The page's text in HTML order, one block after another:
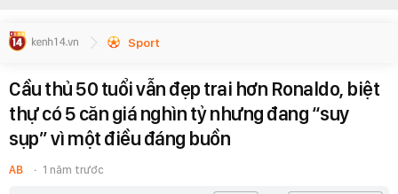
Sport
Cầu thủ 50 tuổi vẫn đẹp trai hơn Ronaldo, biệt
thự có 5 căn giá nghìn tỷ nhưng đang “suy
sụp” vì một điều đáng buồn
AB 1 năm trước